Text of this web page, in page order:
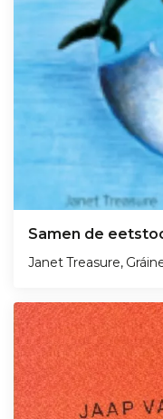
Samen de
Janet Treasure,